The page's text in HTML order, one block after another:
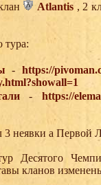
Atlantis , 2
тура:
-https://
-https://
3 неявки а Первой
Десятого
кланов